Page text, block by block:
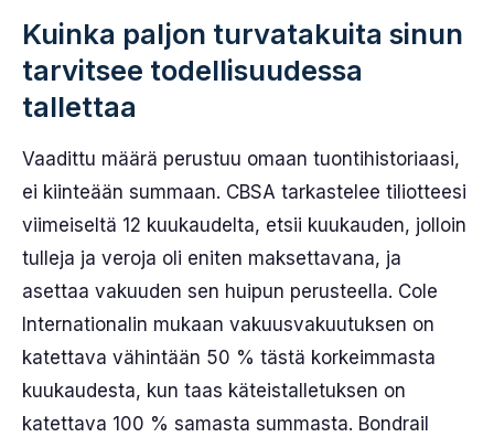
Kuinka paljon turvatakuita sinun
tarvitsee todellisuudessa
tallettaa
Vaadittu määrä perustuu omaan tuontihistoriaasi,
ei kiinteään summaan. CBSA tarkastelee tiliotteesi
viimeiseltä 12 kuukaudelta, etsii kuukauden, jolloin
tulleja ja veroja oli eniten maksettavana, ja
asettaa vakuuden sen huipun perusteella. Cole
Internationalin mukaan vakuusvakuutuksen on
katettava vähintään 50 % tästä korkeimmasta
kuukaudesta, kun taas käteistalletuksen on
katettava 100 % samasta summasta. Bondrail